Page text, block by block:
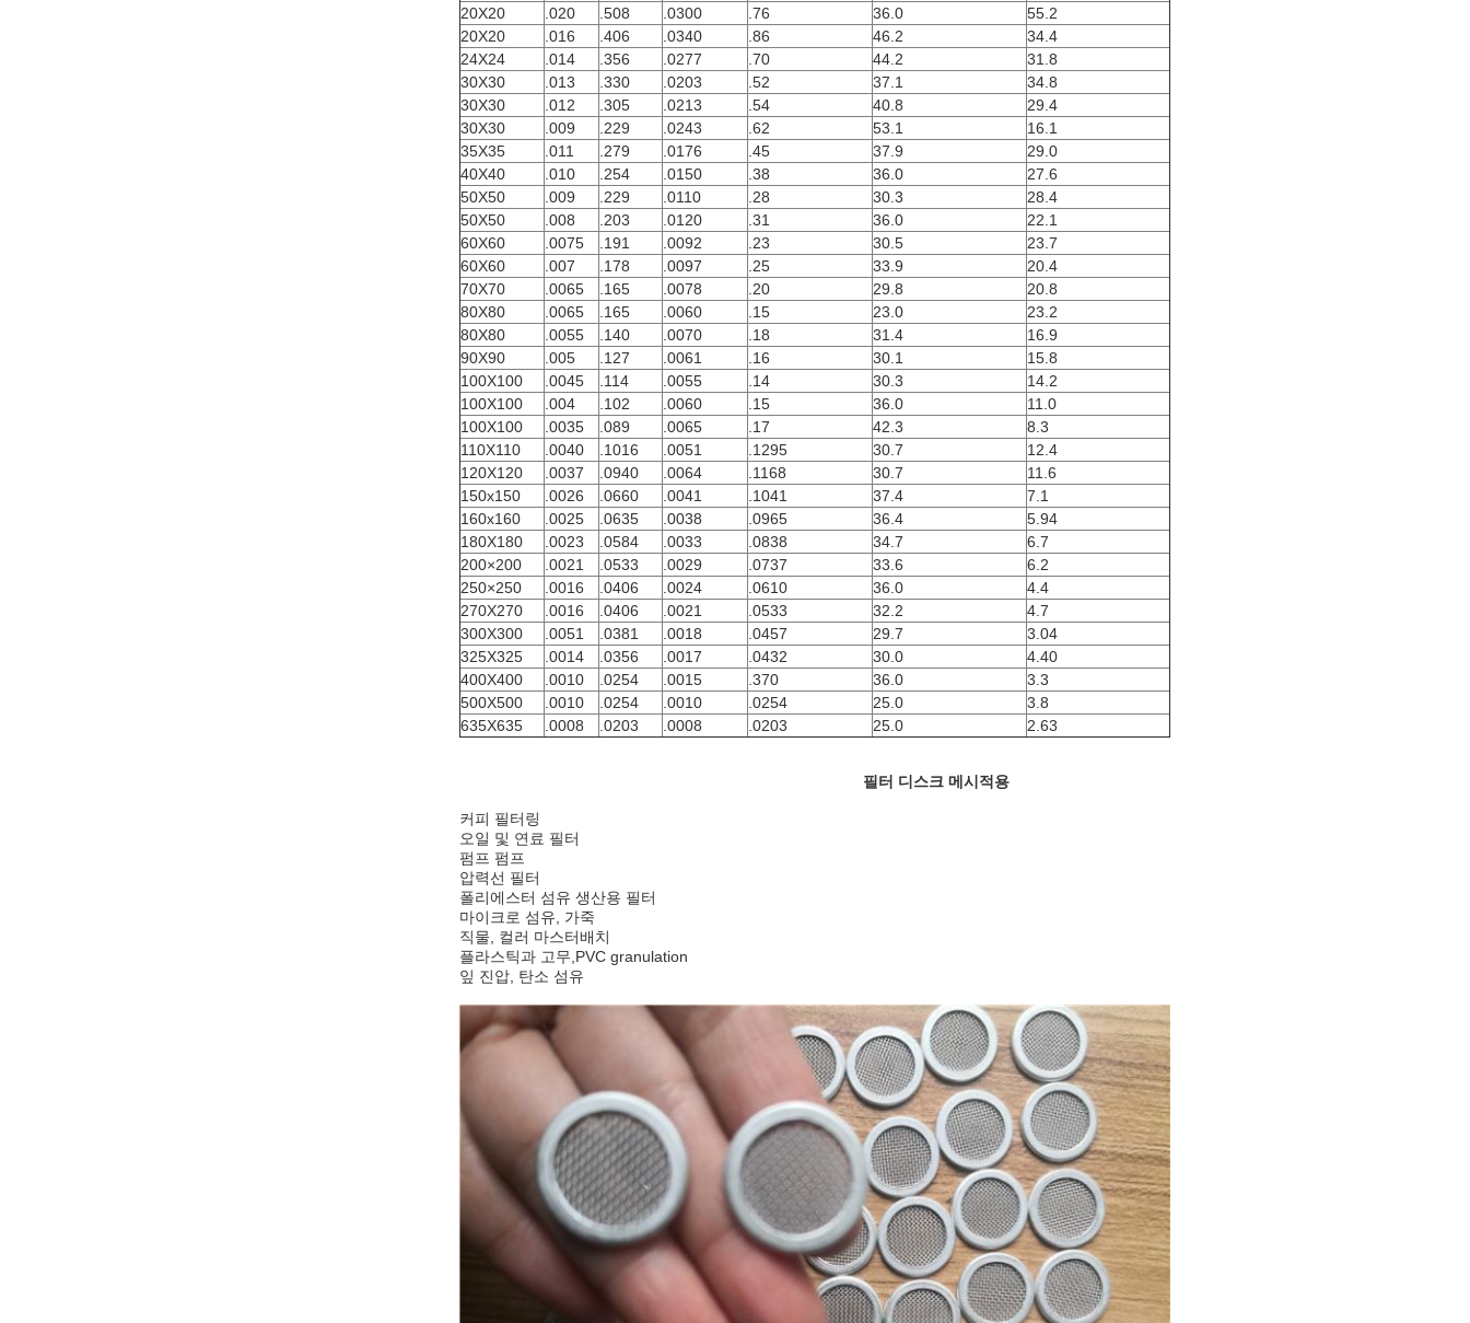
20X20
.020 .508 .0300 .76 36.0
55.2
20X20
.016 .406 .0340 .86 46.2
34.4
24X24
.014 .356 .0277 .70 44.2
31.8
30X30
.013 .330 .0203 .52 37.1
34.8
30X30
.012 .305 .0213 .54 40.8
29.4
30X30
.009 .229 .0243 .62 53.1
16.1
35X35
.011 .279 .0176 .45 37.9
29.0
40X40
.010 .254 .0150 .38 36.0
27.6
50X50
.009 .229 .0110 .28 30.3
28.4
50X50
.008 .203 .0120 .31 36.0
22.1
60X60
.0075 .191 .0092 .23 30.5
23.7
60X60
.007 .178 .0097 .25 33.9
20.4
70X70
.0065 .165 .0078 .20 29.8
20.8
80X80
.0065 .165 .0060 .15 23.0
23.2
80X80
.0055 .140 .0070 .18 31.4
16.9
90X90
.005 .127 .0061 .16 30.1
15.8
100X100
.0045 .114 .0055 .14 30.3
14.2
100X100
.004 .102 .0060 .15 36.0
11.0
100X100
.0035 .089 .0065 .17 42.3
8.3
110X110
.0040 .1016 .0051 .1295 30.7
12.4
120X120
.0037 .0940 .0064 .1168 30.7
11.6
150x150
.0026 .0660 .0041 .1041 37.4
7.1
160x160
.0025 .0635 .0038 .0965 36.4
5.94
180X180
.0023 .0584 .0033 .0838 34.7
6.7
200×200
.0021 .0533 .0029 .0737 33.6
6.2
250×250
.0016 .0406 .0024 .0610 36.0
4.4
270X270
.0016 .0406 .0021 .0533 32.2
4.7
300X300
.0051 .0381 .0018 .0457 29.7
3.04
325X325
.0014 .0356 .0017 .0432 30.0
4.40
400X400
.0010 .0254 .0015 .370 36.0
3.3
500X500
.0010 .0254 .0010 .0254 25.0
3.8
635X635
.0008 .0203 .0008 .0203 25.0 2.63
필터 디스크 메시 적용
커피 필터링
오일 및 연료 필터
펌프 펌프
압력선 필터
폴리에스터 섬유 생산용 필터
마이크로 섬유, 가죽
직물, 컬러 마스터배치
플라스틱과 고무,PVC granulation
잎 진압, 탄소 섬유